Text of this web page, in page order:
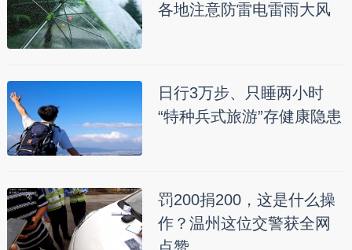
各地注意防雷电雷雨大风
日行3万步、只睡两小时
“特种兵式旅游”存健康隐患
罚200捐200，这是什么操
作？温州这位交警获全网